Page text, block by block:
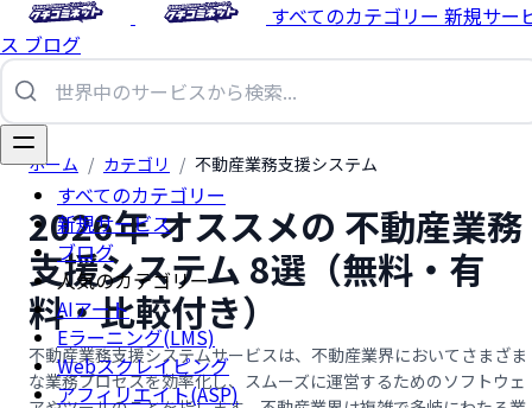
すべてのカテゴリー 新規サー
ス ブログ
すべてのカテゴリー
新規サービス
ブログ
人気のカテゴリー
AIアート
Eラーニング(LMS)
Webスクレイピング
アフィリエイト(ASP)
ホーム / カテゴリ / 不動産業務支援システム
2026年 オススメの 不動産業務
支援システム 8選（無料・有
料・比較付き）
不動産業務支援システムサービスは、不動産業界においてさまざま
な業務プロセスを効率化し、スムーズに運営するためのソフトウェ